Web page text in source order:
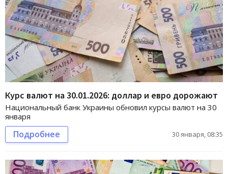
Курс валют на 30.01.2026: доллар и евро дорожают
Национальный банк Украины обновил курсы валют на 30
января
Подробнее 30 января, 08:35